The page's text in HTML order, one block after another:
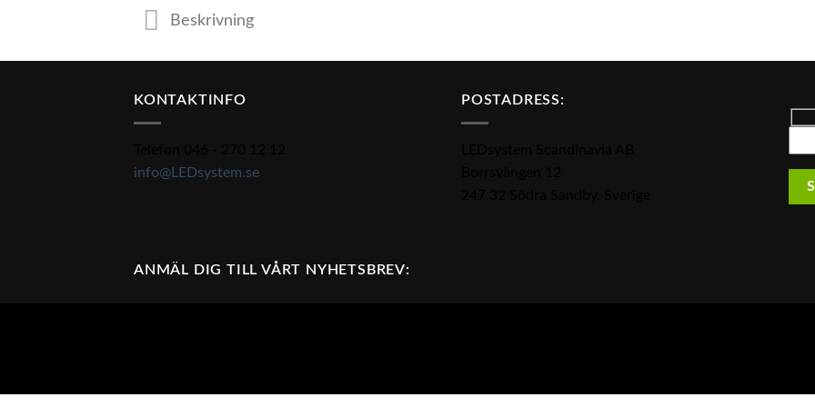
Beskrivning
KONTAKTINFO
info@LEDsystem.se
POSTADRESS:
ANMÄL DIG TILL VÅRT NYHETSBREV: